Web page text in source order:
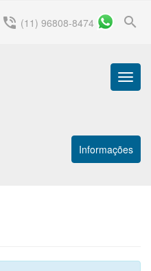
search
phone_in_talk (11) 96808-8474
Menu
Informações